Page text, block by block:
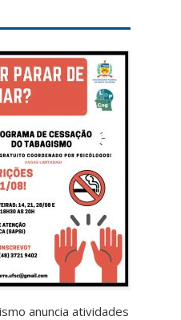
anuncia atividades